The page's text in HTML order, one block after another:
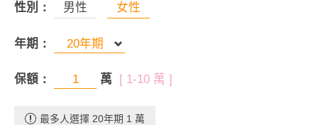
性別： 男性 女性
年期：
保額： 萬 [ 1-10 萬 ]
最多人選擇 20年期 1 萬